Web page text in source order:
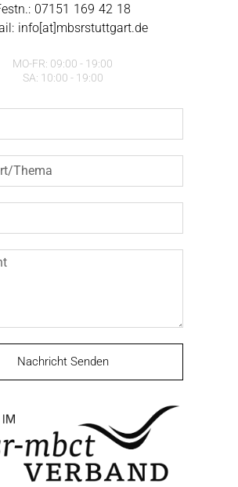
Nachricht Senden
07151 169 42 18
info[at]mbsrstuttgart.de
MO-FR: 09:00 - 19:00
SA: 10:00 - 19:00